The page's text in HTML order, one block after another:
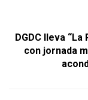
DGDC lleva
con jornada